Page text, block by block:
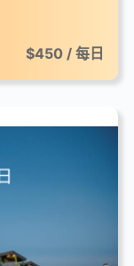
$450 / 每日